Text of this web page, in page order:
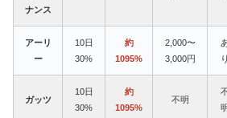
ナンス
アーリ
ー
10日
30%
約
1095%
2,000〜
3,000円
り
ガッツ
10日
30%
約
1095%
不明
明